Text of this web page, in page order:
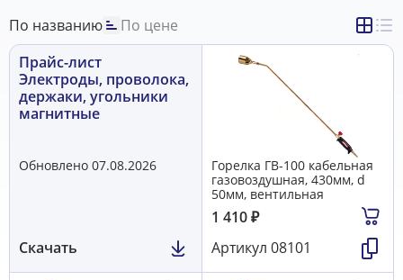
По названию
По цене
Прайс-лист
Электроды, проволока,
держаки, угольники
магнитные
Обновлено 07.08.2026
Скачать
Горелка ГВ-100 кабельная
газовоздушная, 430мм, d
50мм, вентильная
1 410₽
Артикул 08101